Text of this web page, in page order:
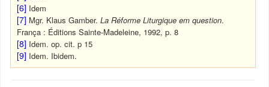
[6] Idem
[7] Mgr. Klaus Gamber.La Réforme Liturgique em question.
França : Éditions Sainte-Madeleine, 1992, p. 8
[8] Idem. op. cit. p 15
[9] Idem. Ibidem.